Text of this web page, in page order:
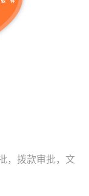
，拨款审批，文